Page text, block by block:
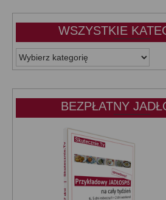
WSZYSTKIE
WSZYSTKIE
KATEGORIE:
BEZPŁATNY